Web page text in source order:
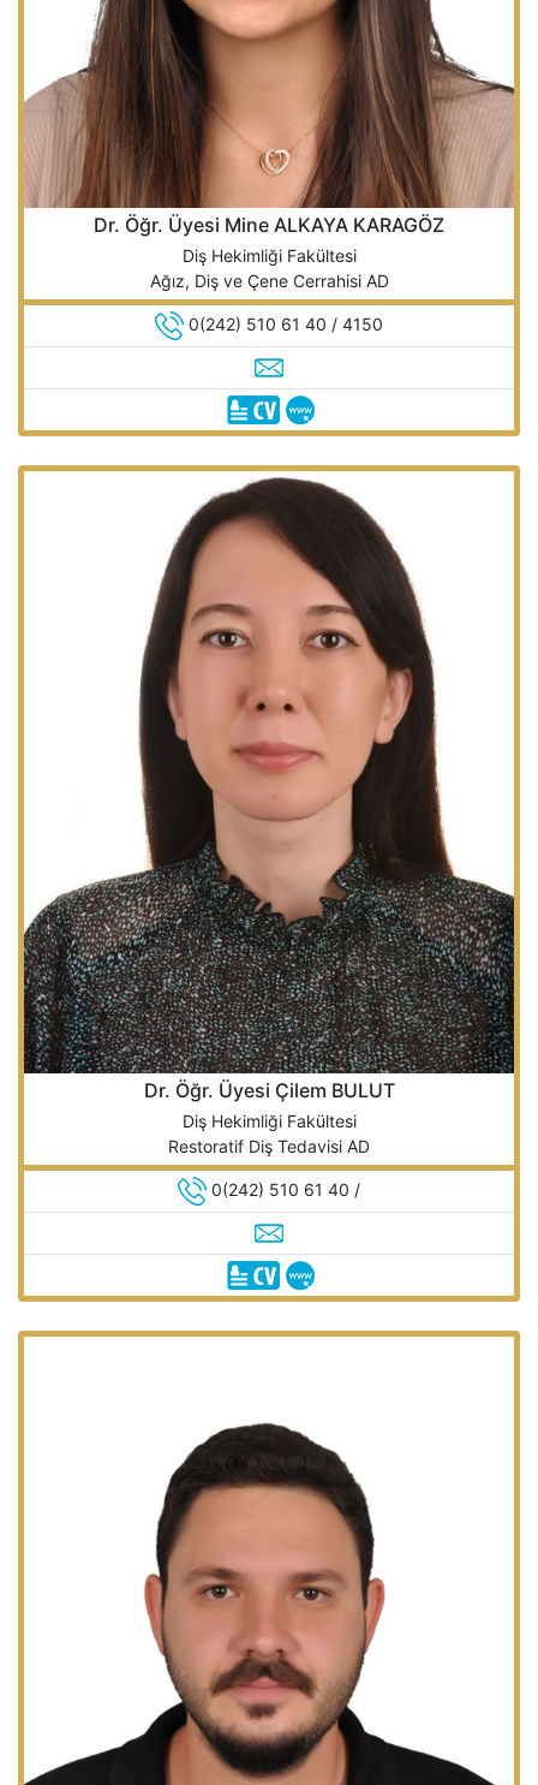
Dr. Öğr. Üyesi Mine ALKAYA KARAGÖZ
Diş Hekimliği Fakültesi
Ağız, Diş ve Çene Cerrahisi AD
0(242) 510 61 40 / 4150
Dr. Öğr. Üyesi Çilem BULUT
Diş Hekimliği Fakültesi
Restoratif Diş Tedavisi AD
0(242) 510 61 40 /